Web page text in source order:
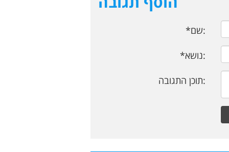
*שם:
*נושא:
תוכן התגובה: